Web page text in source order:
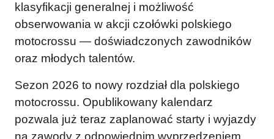
klasyfikacji generalnej i możliwość
obserwowania w akcji czołówki polskiego
motocrossu — doświadczonych zawodników
oraz młodych talentów.
Sezon 2026 to nowy rozdział dla polskiego
motocrossu. Opublikowany kalendarz
pozwala już teraz zaplanować starty i wyjazdy
na zawody z odpowiednim wyprzedzeniem.